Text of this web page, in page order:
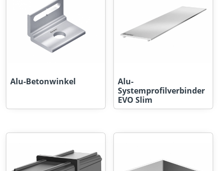
Alu-Betonwinkel
Alu-
Systemprofilverbinder
EVO Slim